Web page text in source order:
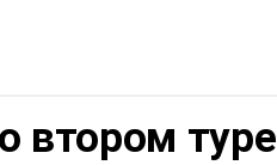
втором туре